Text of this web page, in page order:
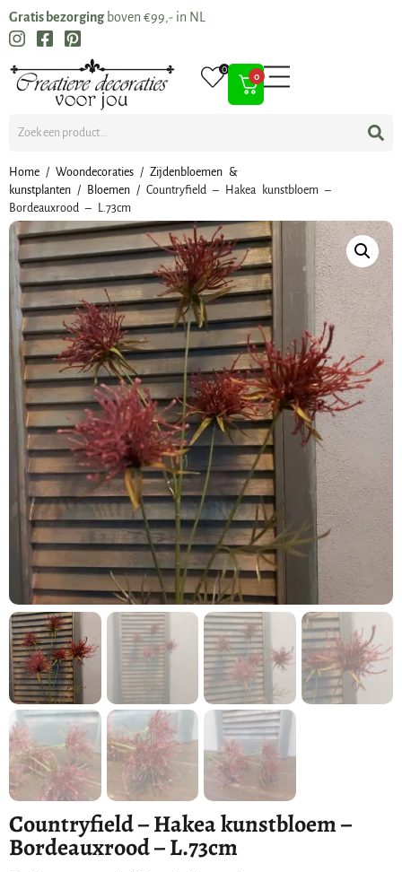
Gratis bezorging boven €99,- in NL
0
0
Home / Woondecoraties / Zijdenbloemen &
kunstplanten / Bloemen / Countryfield – Hakea kunstbloem –
Bordeauxrood – L.73cm
Countryfield – Hakea kunstbloem –
Bordeauxrood – L.73cm